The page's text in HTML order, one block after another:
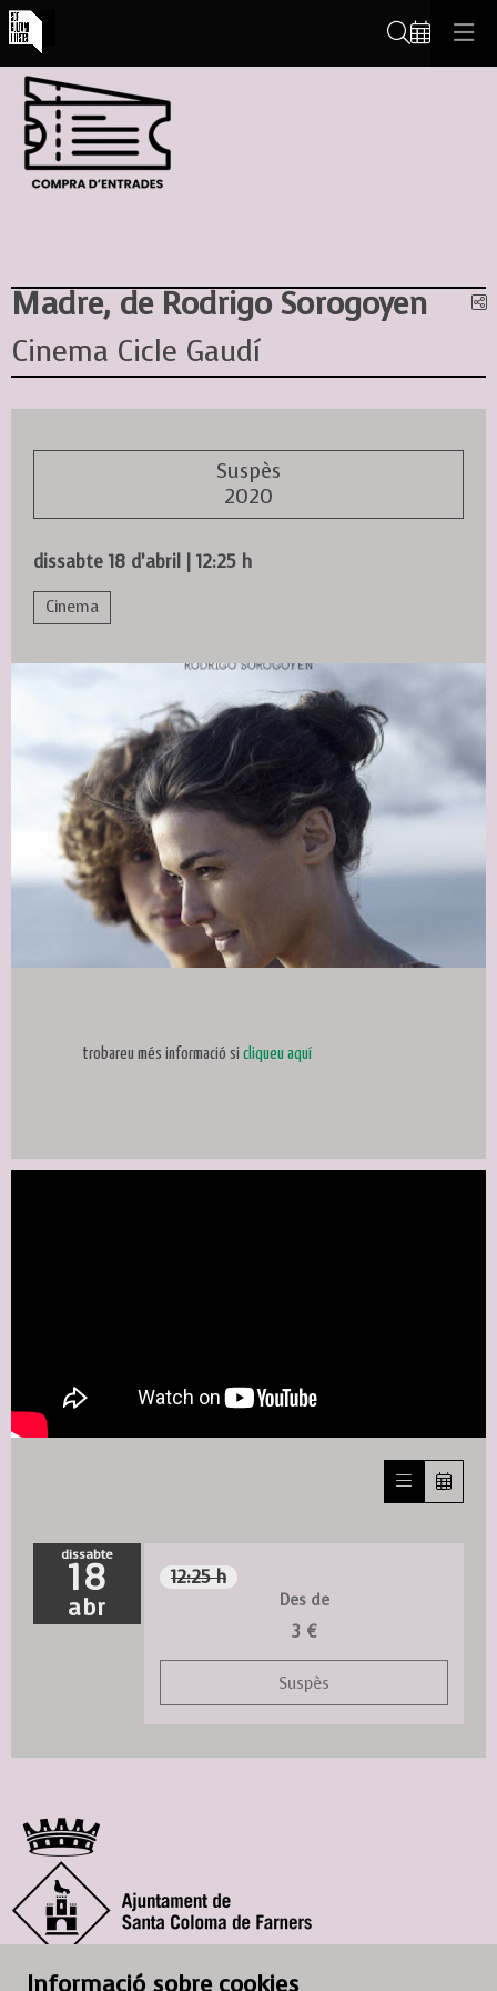
Madre, de Rodrigo Sorogoyen
Cinema Cicle Gaudí
Suspès
2020
dissabte 18 d’abril | 12:25 h
Cinema
trobareu més informació si cliqueu aquí
dissabte
18
abr
12:25 h
Des de
3 €
Suspès
© Ajuntament de Santa Coloma de Farners
Informació sobre cookies